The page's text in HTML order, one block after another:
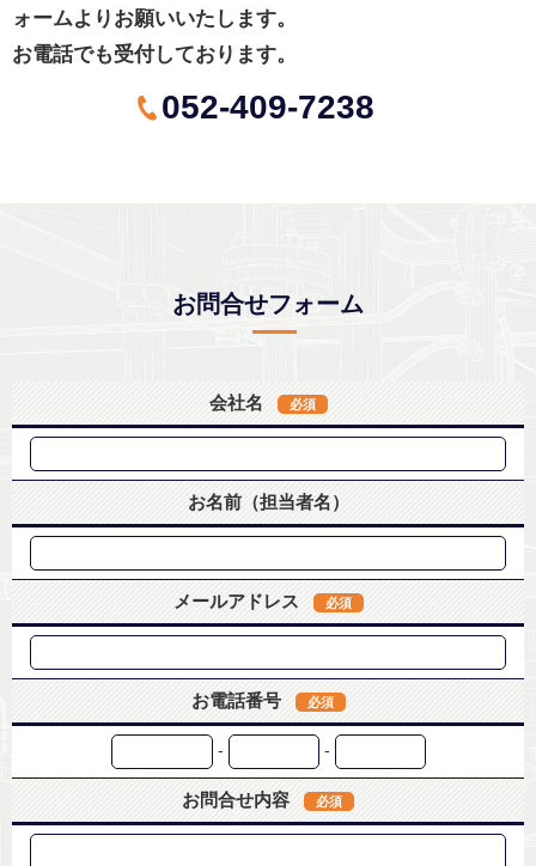
ォームよりお願いいたします。
お電話でも受付しております。
052-409-7238
お問合せフォーム
会社名 必須
お名前（担当者名）
メールアドレス 必須
お電話番号 必須
- -
お問合せ内容 必須